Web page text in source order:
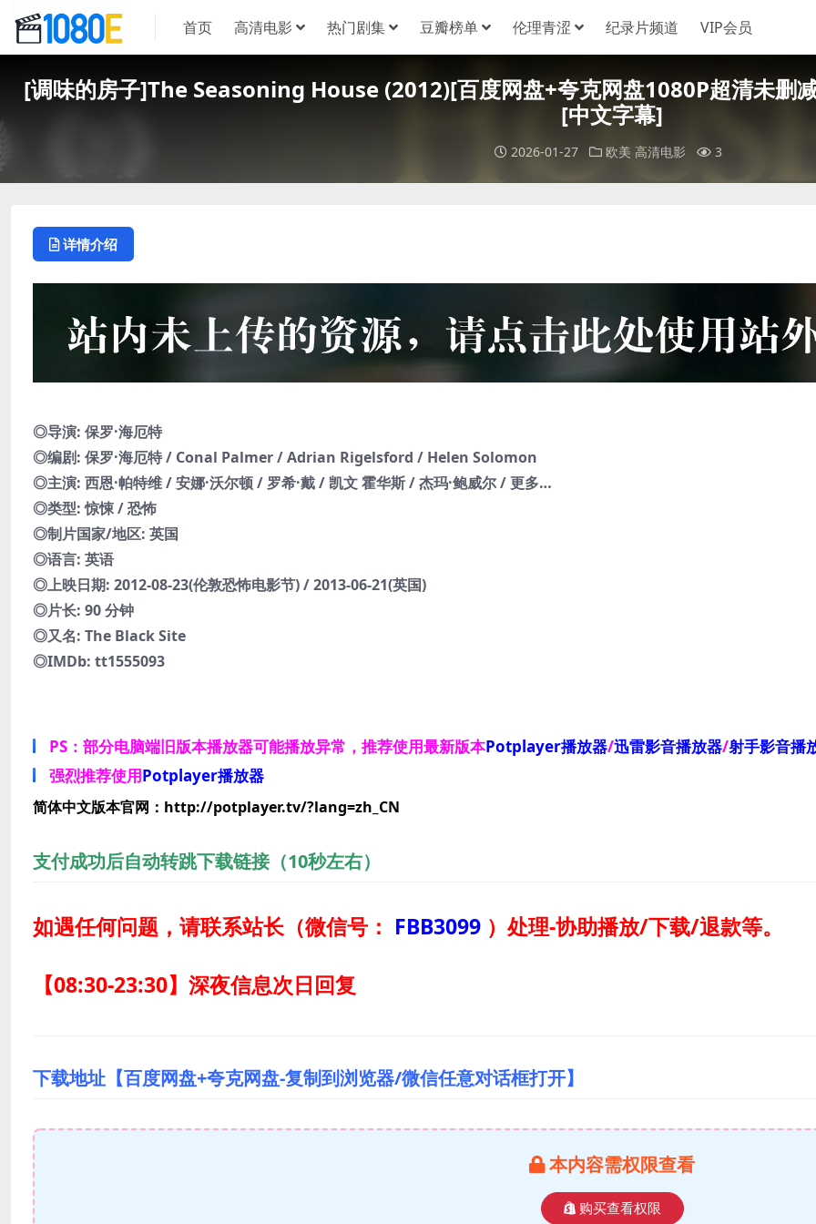
首页 高清电影 热门剧集 豆瓣榜单 伦理青涩 纪录片频道 VIP会员
[调味的房子]The Seasoning House (2012)[百度网盘+夸克网盘1080P超清未删
[中文字幕]
2026-01-27 欧美 高清电影 3
详情介绍
◎导演: 保罗·海厄特
◎编剧: 保罗·海厄特 / Conal Palmer / Adrian Rigelsford / Helen Solomon
◎主演: 西恩·帕特维 / 安娜·沃尔顿 / 罗希·戴 / 凯文 霍华斯 / 杰玛·鲍威尔 / 更多…
◎类型: 惊悚 / 恐怖
◎制片国家/地区: 英国
◎语言: 英语
◎上映日期: 2012-08-23(伦敦恐怖电影节) / 2013-06-21(英国)
◎片长: 90 分钟
◎又名: The Black Site
◎IMDb: tt1555093
PS：部分电脑端旧版本播放器可能播放异常，推荐使用最新版本Potplayer播放器/迅雷影音播放器/射手影音播
强烈推荐使用Potplayer播放器
简体中文版本官网：http://potplayer.tv/?lang=zh_CN
支付成功后自动转跳下载链接（10秒左右）
如遇任何问题，请联系站长（微信号： FBB3099 ） 处理-协助播放/下载/退款等。
【08:30-23:30】深夜信息次日回复
下载地址【百度网盘+夸克网盘-复制到浏览器/微信任意对话框打开】
本内容需权限查看
购买查看权限